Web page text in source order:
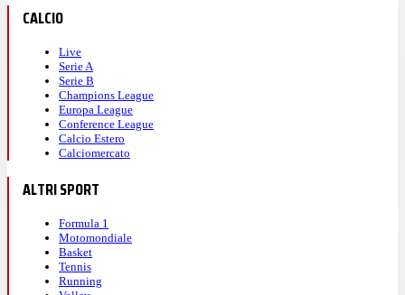
CALCIO
Live
Serie A
Serie B
Champions League
Europa League
Conference League
Calcio Estero
Calciomercato
ALTRI SPORT
Formula 1
Motomondiale
Basket
Tennis
Running